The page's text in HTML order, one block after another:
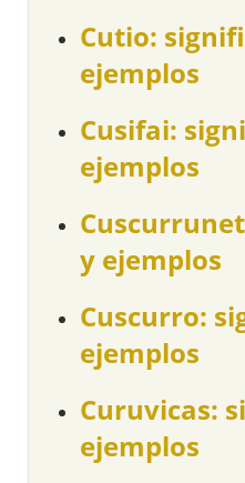
Cutio:
ejemplos
Cusifai:
ejemplos
y ejemplos
Cuscurro:
ejemplos
Curuvicas:
ejemplos